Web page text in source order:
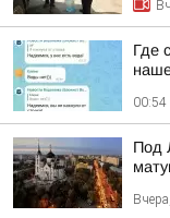
Где
00:54
Под